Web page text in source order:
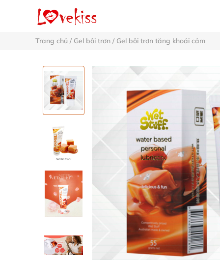
Trang chủ / Gel bôi trơn / Gel bôi trơn tăng khoái cảm